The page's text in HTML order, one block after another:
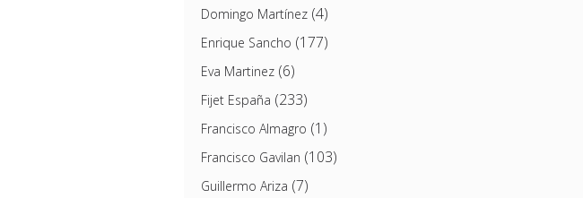
Domingo Martínez(4)
Enrique Sancho (177)
Eva Martinez(6)
Fijet España (233)
Francisco Almagro (1)
Francisco Gavilan (103)
Guillermo Ariza (7)